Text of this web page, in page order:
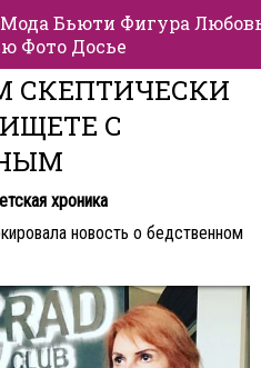
Мода Бьюти Фигура
Фото Досье
СКЕПТИЧЕСКИ
С
хроника
новость о бедственном